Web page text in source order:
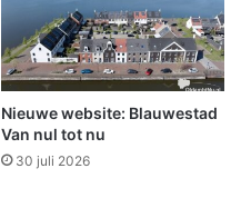
Nieuwe website: Blauwestad
Van nul tot nu
30 juli 2026